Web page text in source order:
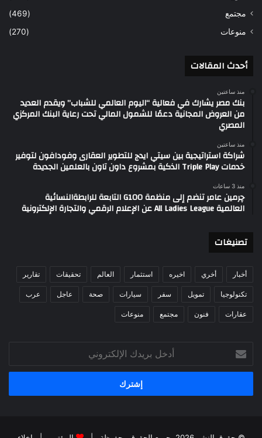
مجتمع
(469)
منوعات
(270)
أحدث المقالات
منذ ساعتين
بنك مصر يشارك في فعالية “اليوم العالمي للشباب” ويقدم العديد
من العروض المجانية دعمًا للشمول المالي تحت رعاية البنك المركزي
المصري
منذ ساعتين
شراكة استراتيجية بين سيتي ايدج للتطوير العقارى وفودافون لتوفير
خدمات Triple Play الذكية بمشروع داون تاون بالعلمين الجديدة
منذ 3 ساعات
چرمين عامر تنضم إلى منظمة G100 التابعة للرابطةالنسائية
العالمية All Ladies League عن الإعلام الرقمي والتجارة الإلكترونية
تصنيغات
أخبار أخري اخيره استثمار العالم تحقيقات تقارير
تكنولوجيا تمويل سفر سيارات صحة عاجل عرب
عقارات فنون مجتمع منوعات
بريدك
الإلكتروني